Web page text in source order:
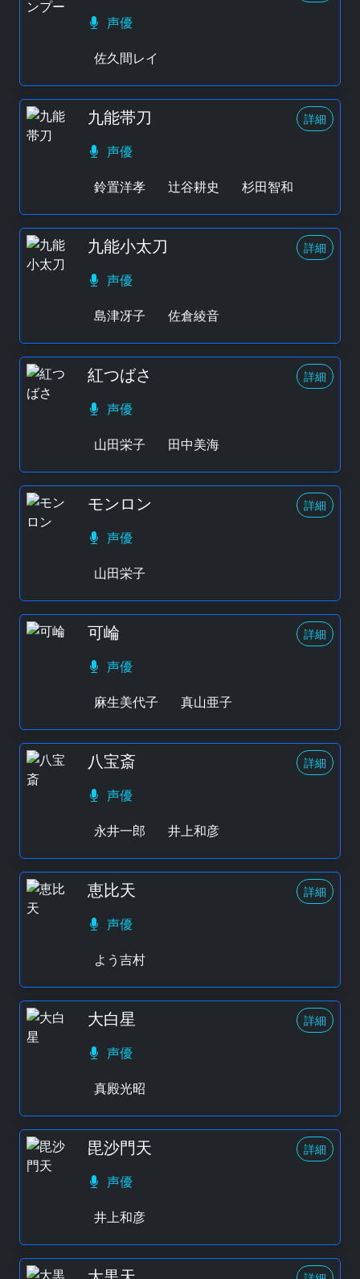
声優
佐久間レイ
九能帯刀 詳細
声優
鈴置洋孝
辻谷耕史 杉田智和
九能小太刀 詳細
声優
島津冴子
佐倉綾音
紅つばさ 詳細
声優
山田栄子
田中美海
モンロン 詳細
声優
山田栄子
可崘 詳細
声優
麻生美代子
真山亜子
八宝斎 詳細
声優
永井一郎
井上和彦
恵比天 詳細
声優
よう吉村
大白星 詳細
声優
真殿光昭
毘沙門天 詳細
声優
井上和彦